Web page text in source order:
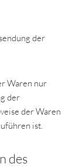
der
Waren nur
der
der Waren
ist.
des